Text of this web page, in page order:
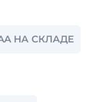
НА СКЛАДЕ